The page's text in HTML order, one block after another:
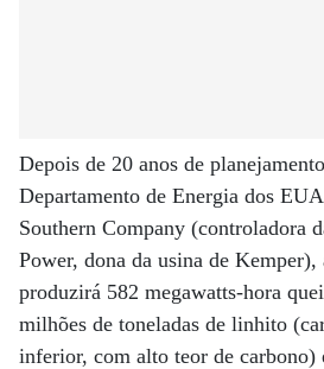
Depois de 20 anos de
Departamento de Energia dos
Southern Company (controladora
Power, dona da usina de
produzirá 582 megawatts-hora
milhões de toneladas de linhito
inferior, com alto teor de carbono)